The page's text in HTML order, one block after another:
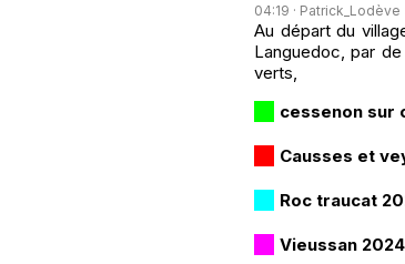
04:19 · Patrick_Lodève
Au départ du
Languedoc, par
verts,
cessenon sur
Causses et
Roc traucat
Vieussan 2024